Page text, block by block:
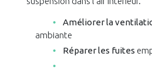
Améliorer la
ambiante
Réparer les fuites